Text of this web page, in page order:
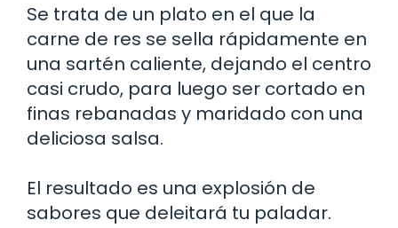
Se trata de un plato en el que la
carne de res se sella rápidamente en
una sartén caliente, dejando el centro
casi crudo, para luego ser cortado en
finas rebanadas y maridado con una
deliciosa salsa.
El resultado es una explosión de
sabores que deleitará tu paladar.